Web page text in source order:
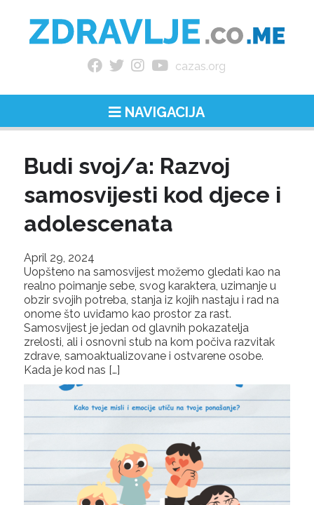
cazas.org
NAVIGACIJA
Budi svoj/a: Razvoj
samosvijesti kod djece i
adolescenata
April 29, 2024
Uopšteno na samosvijest možemo gledati kao na
realno poimanje sebe, svog karaktera, uzimanje u
obzir svojih potreba, stanja iz kojih nastaju i rad na
onome što uviđamo kao prostor za rast.
Samosvijest je jedan od glavnih pokazatelja
zrelosti, ali i osnovni stub na kom počiva razvitak
zdrave, samoaktualizovane i ostvarene osobe.
Kada je kod nas […]